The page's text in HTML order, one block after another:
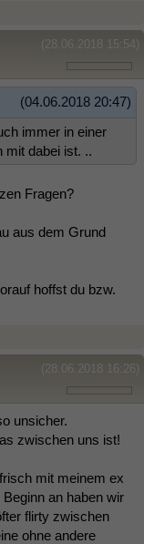
(28.06.2018 15:54)
(04.06.2018 20:47)
immer in einer
mit dabei ist. ..
Fragen?
aus dem Grund
hoffst du bzw.
(28.06.2018 16:26)
unsicher.
zwischen uns ist!
mit meinem ex
an haben wir
flirty zwischen
ohne andere